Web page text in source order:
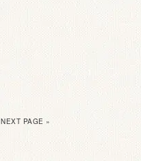
NEXT PAGE »